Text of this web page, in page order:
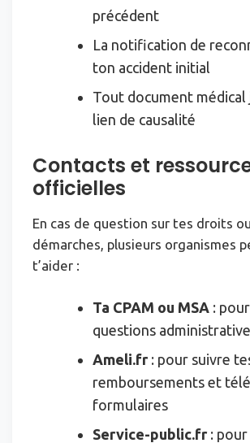
précédent
La notification de
ton accident initial
Tout document
lien de causalité
Contacts et
officielles
En cas de question sur tes droits
démarches, plusieurs organismes
t’aider :
Ta CPAM ou MSA :
questions
Ameli.fr : pour suivre
remboursements et
formulaires
Service-public.fr :